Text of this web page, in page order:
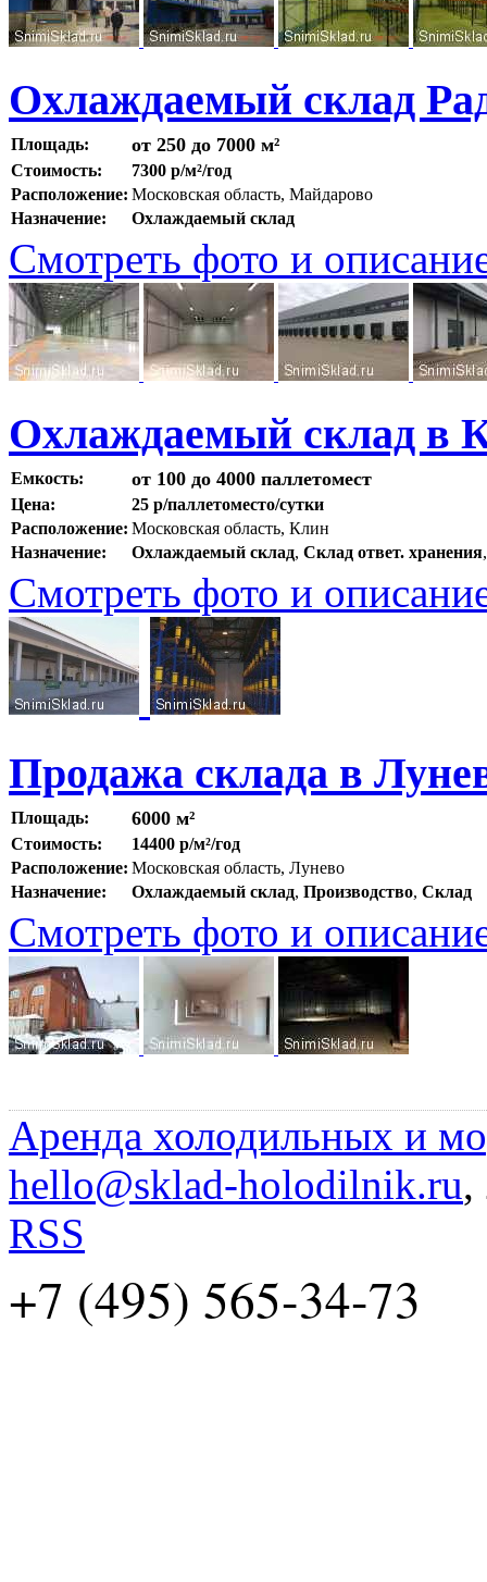
Охлаждаемый склад
Площадь: от 250 до 7000 м²
Стоимость:
7300 р/м²/год
Расположение: Московская область, Майдарово
Назначение:
Охлаждаемый склад
Смотреть фото и
Охлаждаемый склад в
Емкость: от 100 до 4000 паллетомест
Цена:
25 р/паллетоместо/сутки
Расположение: Московская область, Клин
Назначение:
Охлаждаемый склад, Склад ответ. хранения
Смотреть фото и
Продажа склада в
Площадь: 6000 м²
Стоимость:
14400 р/м²/год
Расположение: Московская область, Лунево
Назначение:
Охлаждаемый склад, Производство, Склад
Смотреть фото и
Аренда холодильных и
hello@sklad-holodilnik.ru,
RSS
+7 (495) 565-34-73